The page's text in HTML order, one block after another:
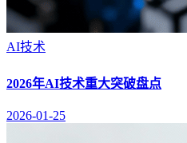
AI技术
2026年AI技术重大突破盘点
2026-01-25